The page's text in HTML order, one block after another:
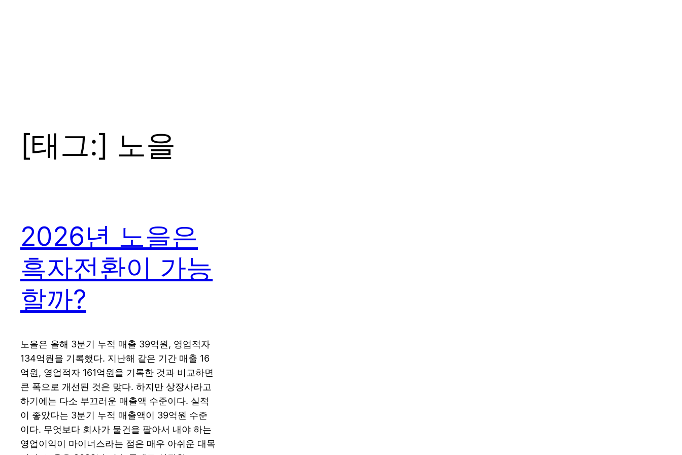
[태그:] 노을
2026년 노을은
흑자전환이 가능
할까?
노을은 올해 3분기 누적 매출 39억원, 영업적자
134억원을 기록했다. 지난해 같은 기간 매출 16
억원, 영업적자 161억원을 기록한 것과 비교하면
큰 폭으로 개선된 것은 맞다. 하지만 상장사라고
하기에는 다소 부끄러운 매출액 수준이다. 실적
이 좋았다는 3분기 누적 매출액이 39억원 수준
이다. 무엇보다 회사가 물건을 팔아서 내야 하는
영업이익이 마이너스라는 점은 매우 아쉬운 대목